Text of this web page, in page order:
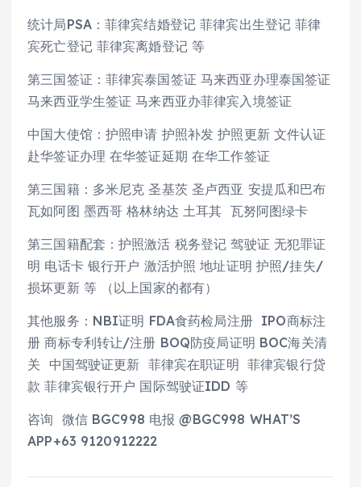
统计局PSA：菲律宾结婚登记 菲律宾出生登记 菲律
宾死亡登记 菲律宾离婚登记 等
第三国签证：菲律宾泰国签证 马来西亚办理泰国签证
马来西亚学生签证 马来西亚办菲律宾入境签证
中国大使馆：护照申请 护照补发 护照更新 文件认证
赴华签证办理 在华签证延期 在华工作签证
第三国籍：多米尼克 圣基茨 圣卢西亚 安提瓜和巴布
瓦如阿图 墨西哥 格林纳达 土耳其 瓦努阿图绿卡
第三国籍配套：护照激活 税务登记 驾驶证 无犯罪证
明 电话卡 银行开户 激活护照 地址证明 护照/挂失/
损坏更新 等 （以上国家的都有）
其他服务：NBI证明 FDA食药检局注册 IPO商标注
册 商标专利转让/注册 BOQ防疫局证明 BOC海关清
关 中国驾驶证更新 菲律宾在职证明 菲律宾银行贷
款 菲律宾银行开户 国际驾驶证IDD 等
咨询 微信 BGC998 电报 @BGC998 WHAT’S
APP+63 9120912222